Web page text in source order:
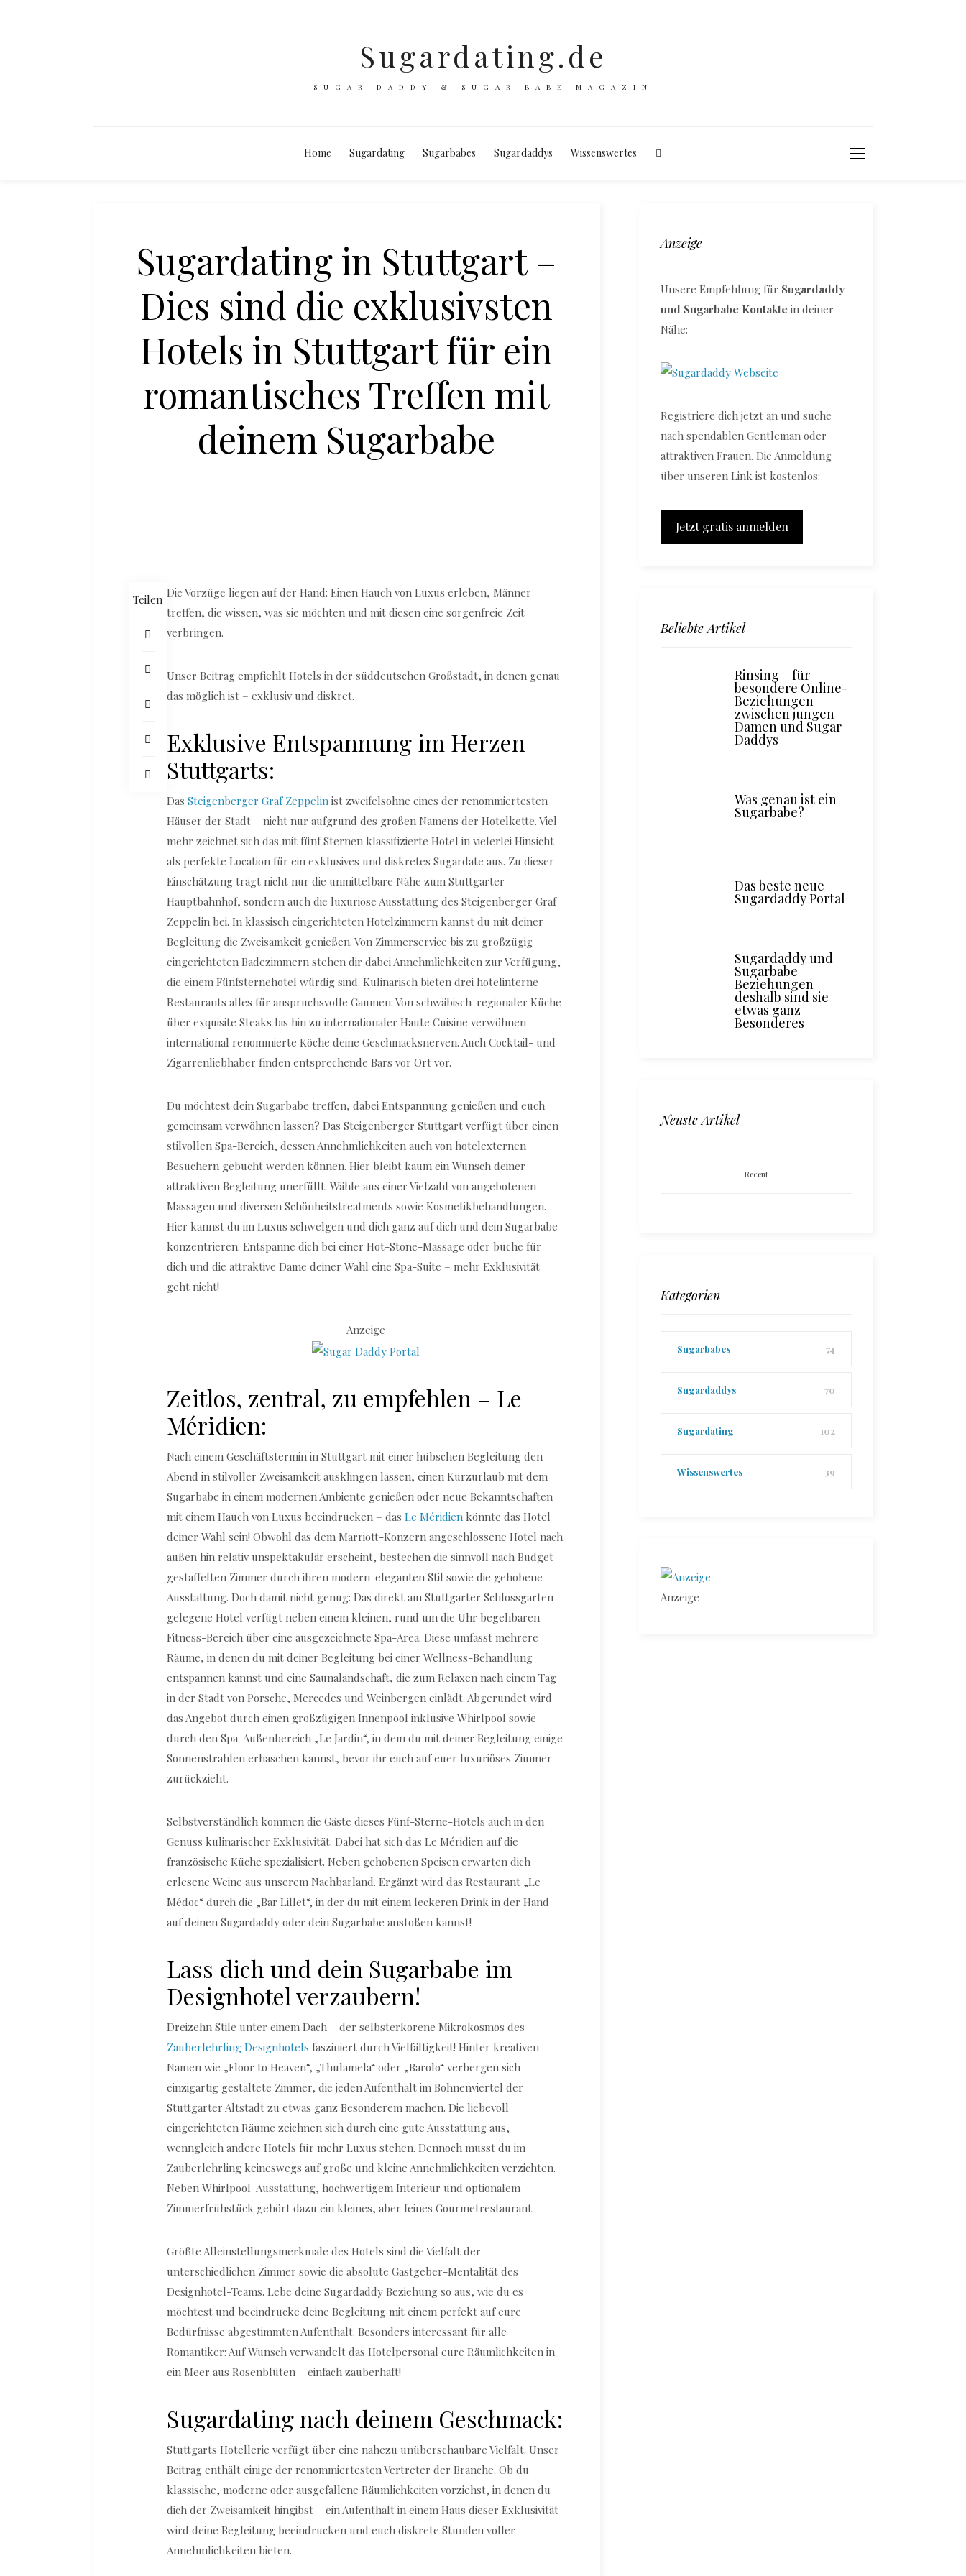
Sugardating.de
SUGAR DADDY & SUGAR BABE MAGAZIN
Home Sugardating Sugarbabes Sugardaddys Wissenswertes
Sugardating in Stuttgart –
Dies sind die exklusivsten
Hotels in Stuttgart für ein
romantisches Treffen mit
deinem Sugarbabe
Teilen Die Vorzüge liegen auf der Hand: Einen Hauch von Luxus erleben, Männer
treffen, die wissen, was sie möchten und mit diesen eine sorgenfreie Zeit
verbringen.
Unser Beitrag empfiehlt Hotels in der süddeutschen Großstadt, in denen genau
das möglich ist – exklusiv und diskret.
Exklusive Entspannung im Herzen
Stuttgarts:
DasSteigenberger Graf Zeppelin ist zweifelsohne eines der renommiertesten
Häuser der Stadt – nicht nur aufgrund des großen Namens der Hotelkette. Viel
mehr zeichnet sich das mit fünf Sternen klassifizierte Hotel in vielerlei Hinsicht
als perfekte Location für ein exklusives und diskretes Sugardate aus. Zu dieser
Einschätzung trägt nicht nur die unmittelbare Nähe zum Stuttgarter
Hauptbahnhof, sondern auch die luxuriöse Ausstattung des Steigenberger Graf
Zeppelin bei. In klassisch eingerichteten Hotelzimmern kannst du mit deiner
Begleitung die Zweisamkeit genießen. Von Zimmerservice bis zu großzügig
eingerichteten Badezimmern stehen dir dabei Annehmlichkeiten zur Verfügung,
die einem Fünfsternehotel würdig sind. Kulinarisch bieten drei hotelinterne
Restaurants alles für anspruchsvolle Gaumen: Von schwäbisch-regionaler Küche
über exquisite Steaks bis hin zu internationaler Haute Cuisine verwöhnen
international renommierte Köche deine Geschmacksnerven. Auch Cocktail- und
Zigarrenliebhaber finden entsprechende Bars vor Ort vor.
Du möchtest dein Sugarbabe treffen, dabei Entspannung genießen und euch
gemeinsam verwöhnen lassen? Das Steigenberger Stuttgart verfügt über einen
stilvollen Spa-Bereich, dessen Annehmlichkeiten auch von hotelexternen
Besuchern gebucht werden können. Hier bleibt kaum ein Wunsch deiner
attraktiven Begleitung unerfüllt. Wähle aus einer Vielzahl von angebotenen
Massagen und diversen Schönheitstreatments sowie Kosmetikbehandlungen.
Hier kannst du im Luxus schwelgen und dich ganz auf dich und dein Sugarbabe
konzentrieren. Entspanne dich bei einer Hot-Stone-Massage oder buche für
dich und die attraktive Dame deiner Wahl eine Spa-Suite – mehr Exklusivität
geht nicht!
Anzeige
Zeitlos, zentral, zu empfehlen – Le
Méridien:
Nach einem Geschäftstermin in Stuttgart mit einer hübschen Begleitung den
Abend in stilvoller Zweisamkeit ausklingen lassen, einen Kurzurlaub mit dem
Sugarbabe in einem modernen Ambiente genießen oder neue Bekanntschaften
mit einem Hauch von Luxus beeindrucken – dasLe Méridien könnte das Hotel
deiner Wahl sein! Obwohl das dem Marriott-Konzern angeschlossene Hotel nach
außen hin relativ unspektakulär erscheint, bestechen die sinnvoll nach Budget
gestaffelten Zimmer durch ihren modern-eleganten Stil sowie die gehobene
Ausstattung. Doch damit nicht genug: Das direkt am Stuttgarter Schlossgarten
gelegene Hotel verfügt neben einem kleinen, rund um die Uhr begehbaren
Fitness-Bereich über eine ausgezeichnete Spa-Area. Diese umfasst mehrere
Räume, in denen du mit deiner Begleitung bei einer Wellness-Behandlung
entspannen kannst und eine Saunalandschaft, die zum Relaxen nach einem Tag
in der Stadt von Porsche, Mercedes und Weinbergen einlädt. Abgerundet wird
das Angebot durch einen großzügigen Innenpool inklusive Whirlpool sowie
durch den Spa-Außenbereich „Le Jardin“, in dem du mit deiner Begleitung einige
Sonnenstrahlen erhaschen kannst, bevor ihr euch auf euer luxuriöses Zimmer
zurückzieht.
Selbstverständlich kommen die Gäste dieses Fünf-Sterne-Hotels auch in den
Genuss kulinarischer Exklusivität. Dabei hat sich das Le Méridien auf die
französische Küche spezialisiert. Neben gehobenen Speisen erwarten dich
erlesene Weine aus unserem Nachbarland. Ergänzt wird das Restaurant „Le
Médoc“ durch die „Bar Lillet“, in der du mit einem leckeren Drink in der Hand
auf deinen Sugardaddy oder dein Sugarbabe anstoßen kannst!
Lass dich und dein Sugarbabe im
Designhotel verzaubern!
Dreizehn Stile unter einem Dach – der selbsterkorene Mikrokosmos des
Zauberlehrling Designhotels fasziniert durch Vielfältigkeit! Hinter kreativen
Namen wie „Floor to Heaven“, „Thulamela“ oder „Barolo“ verbergen sich
einzigartig gestaltete Zimmer, die jeden Aufenthalt im Bohnenviertel der
Stuttgarter Altstadt zu etwas ganz Besonderem machen. Die liebevoll
eingerichteten Räume zeichnen sich durch eine gute Ausstattung aus,
wenngleich andere Hotels für mehr Luxus stehen. Dennoch musst du im
Zauberlehrling keineswegs auf große und kleine Annehmlichkeiten verzichten.
Neben Whirlpool-Ausstattung, hochwertigem Interieur und optionalem
Zimmerfrühstück gehört dazu ein kleines, aber feines Gourmetrestaurant.
Größte Alleinstellungsmerkmale des Hotels sind die Vielfalt der
unterschiedlichen Zimmer sowie die absolute Gastgeber-Mentalität des
Designhotel-Teams. Lebe deine Sugardaddy Beziehung so aus, wie du es
möchtest und beeindrucke deine Begleitung mit einem perfekt auf eure
Bedürfnisse abgestimmten Aufenthalt. Besonders interessant für alle
Romantiker: Auf Wunsch verwandelt das Hotelpersonal eure Räumlichkeiten in
ein Meer aus Rosenblüten – einfach zauberhaft!
Sugardating nach deinem Geschmack:
Stuttgarts Hotellerie verfügt über eine nahezu unüberschaubare Vielfalt. Unser
Beitrag enthält einige der renommiertesten Vertreter der Branche. Ob du
klassische, moderne oder ausgefallene Räumlichkeiten vorziehst, in denen du
dich der Zweisamkeit hingibst – ein Aufenthalt in einem Haus dieser Exklusivität
wird deine Begleitung beeindrucken und euch diskrete Stunden voller
Annehmlichkeiten bieten.
Anzeige
Unsere Empfehlung für Sugardaddy
und Sugarbabe Kontakte in deiner
Nähe:
Registriere dich jetzt an und suche
nach spendablen Gentleman oder
attraktiven Frauen. Die Anmeldung
über unseren Link ist kostenlos:
Jetzt gratis anmelden
Beliebte Artikel
Rinsing – für
besondere Online-
Beziehungen
zwischen jungen
Damen und Sugar
Daddys
Was genau ist ein
Sugarbabe?
Das beste neue
Sugardaddy Portal
Sugardaddy und
Sugarbabe
Beziehungen –
deshalb sind sie
etwas ganz
Besonderes
Neuste Artikel
Recent
Kategorien
Sugarbabes 74
Sugardaddys 70
Sugardating 102
Wissenswertes 39
Anzeige